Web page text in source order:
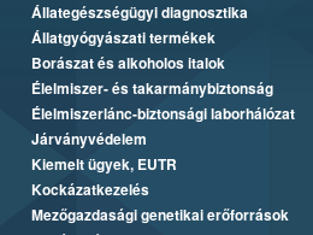
Állategészségügyi diagnosztika
Állatgyógyászati termékek
Borászat és alkoholos italok
Élelmiszer- és takarmánybiztonság
Élelmiszerlánc-biztonsági laborhálózat
Járványvédelem
Kiemelt ügyek, EUTR
Kockázatkezelés
Mezőgazdasági genetikai erőforrások